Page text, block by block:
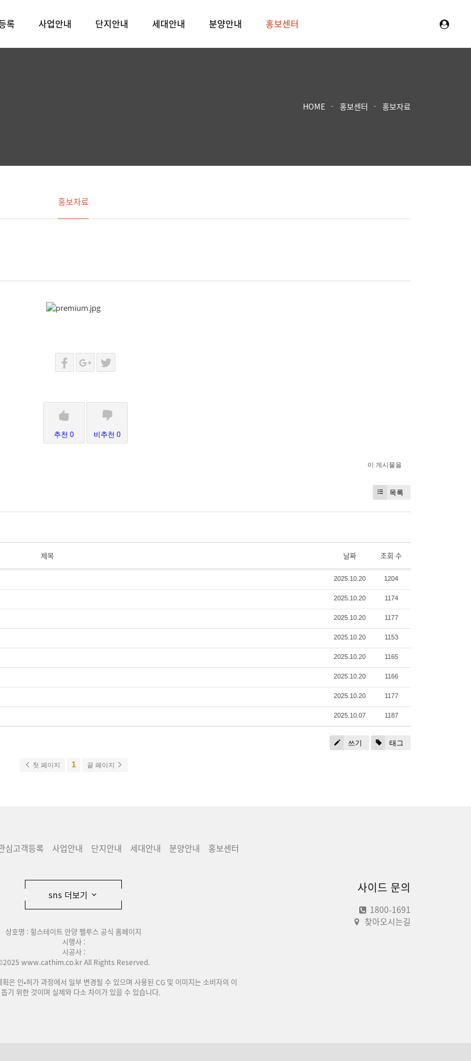
록 사업안내 단지안내 세대안내 분양안내 홍보센터
HOME 홍보센터 홍보자료
홍보자료
추천 0 비추천 0
이 게시물을
목록
제목 날짜 조회 수
2025.10.20 1204
2025.10.20 1174
2025.10.20 1177
2025.10.20 1153
2025.10.20 1165
2025.10.20 1166
2025.10.20 1177
2025.10.07 1187
쓰기 태그
첫 페이지 1 끝 페이지
심고객등록 사업안내 단지안내 세대안내 분양안내 홍보센터
사이드 문의
1800-1691
찾아오시는길
sns 더보기
상호명 : 힐스테이트 안양 펠루스 공식 홈페이지
시행사 :
시공사 :
www.cathim.co.kr All Rights Reserved.
은 인•허가 과정에서 일부 변경될 수 있으며 사용된 CG 및 이미지는 소비자의 이
기 위한 것이며 실제와 다소 차이가 있을 수 있습니다.